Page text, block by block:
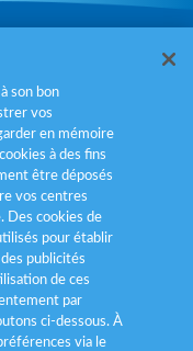
cookies
son bon
vos
en mémoire
à des fins
être déposés
vos centres
Des cookies de
pour établir
publicités
de ces
par
ci-dessous. À
via le